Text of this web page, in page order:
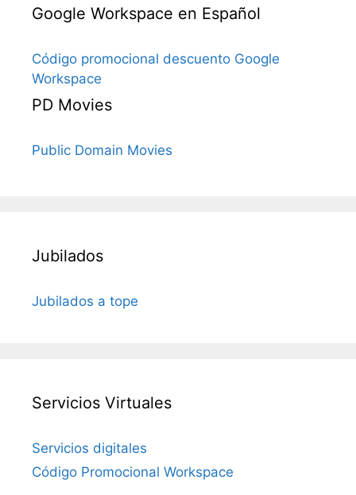
Google Workspace en Español
Código promocional descuento Google
Workspace
PD Movies
Public Domain Movies
Jubilados
Jubilados a tope
Servicios Virtuales
Servicios digitales
Código Promocional Workspace